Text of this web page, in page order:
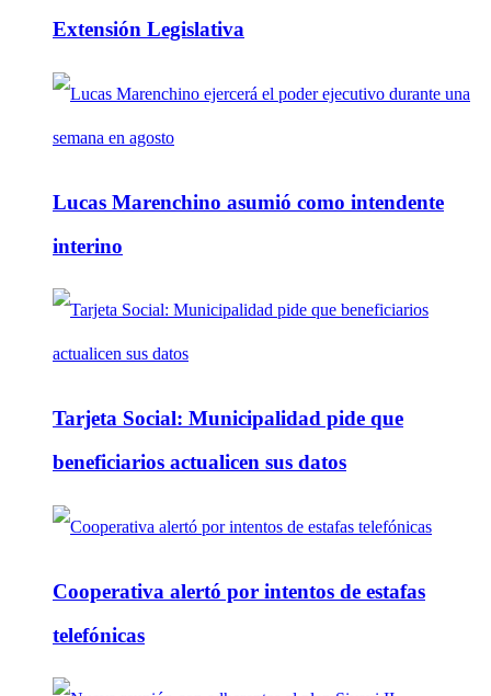
Extensión Legislativa
Lucas Marenchino asumió como intendente
interino
Tarjeta Social: Municipalidad pide que
beneficiarios actualicen sus datos
Cooperativa alertó por intentos de estafas
telefónicas